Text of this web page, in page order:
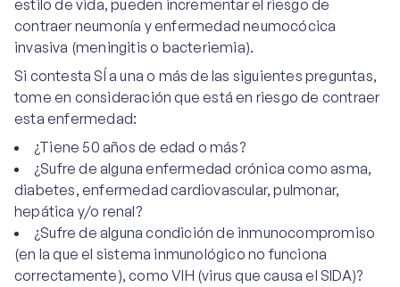
estilo de vida, pueden incrementar el riesgo de
contraer neumonía y enfermedad neumocócica
invasiva (meningitis o bacteriemia).
Si contesta SÍ a una o más de las siguientes preguntas,
tome en consideración que está en riesgo de contraer
esta enfermedad:
¿Tiene 50 años de edad o más?
¿Sufre de alguna enfermedad crónica como asma,
diabetes, enfermedad cardiovascular, pulmonar,
hepática y/o renal?
¿Sufre de alguna condición de inmunocompromiso
(en la que el sistema inmunológico no funciona
correctamente), como VIH (virus que causa el SIDA)?